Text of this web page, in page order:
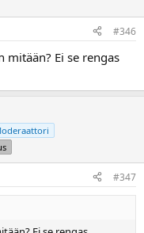
#346
Ei se rengas
#347